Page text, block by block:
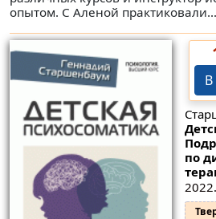
опытом. С Аленой практиковали...
В
по